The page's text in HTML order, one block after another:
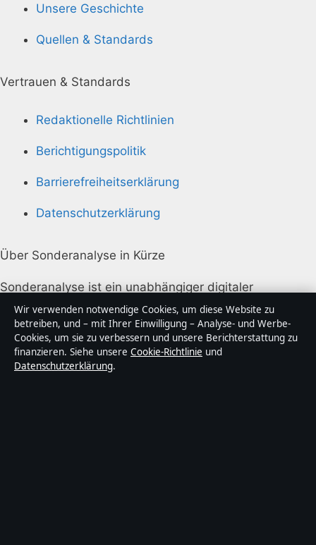
Unsere Geschichte
Quellen & Standards
Vertrauen & Standards
Redaktionelle Richtlinien
Berichtigungspolitik
Barrierefreiheitserklärung
Datenschutzerklärung
Über Sonderanalyse in Kürze
Sonderanalyse ist ein unabhängiger digitaler
Nachrichtenanbieter mit Fokus auf Politik, Wirtschaft,
Technik und Gesellschaft in Deutschland. Jeder Artikel
trägt eine Byline, wird von einem Redakteur geprüft
und vor der Veröffentlichung faktengecheckt.
Wir verwenden notwendige Cookies, um diese Website zu
betreiben, und – mit Ihrer Einwilligung – Analyse- und Werbe-
Cookies, um sie zu verbessern und unsere Berichterstattung zu
finanzieren. Siehe unsere Cookie-Richtlinie und
Datenschutzerklärung.